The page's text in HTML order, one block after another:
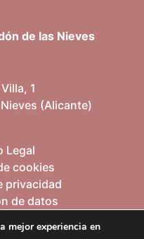
de las Nieves
1
(Alicante)
Legal
cookies
privacidad
de datos
mejor experiencia en